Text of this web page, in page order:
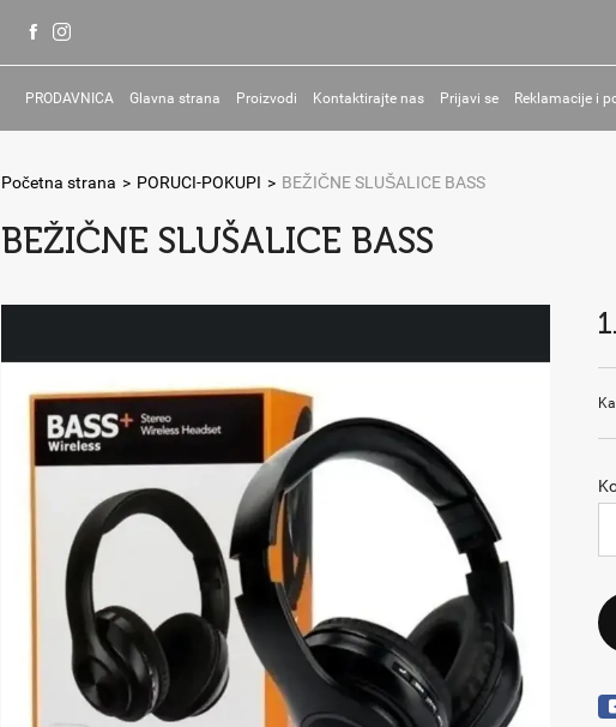
PRODAVNICA Glavna strana Proizvodi Kontaktirajte nas Prijavi se Reklamacije i
Početna strana > PORUCI-POKUPI > BEŽIČNE SLUŠALICE BASS
BEŽIČNE SLUŠALICE BASS